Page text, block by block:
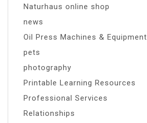
Naturhaus online shop
news
Oil Press Machines & Equipment
pets
photography
Printable Learning Resources
Professional Services
Relationships